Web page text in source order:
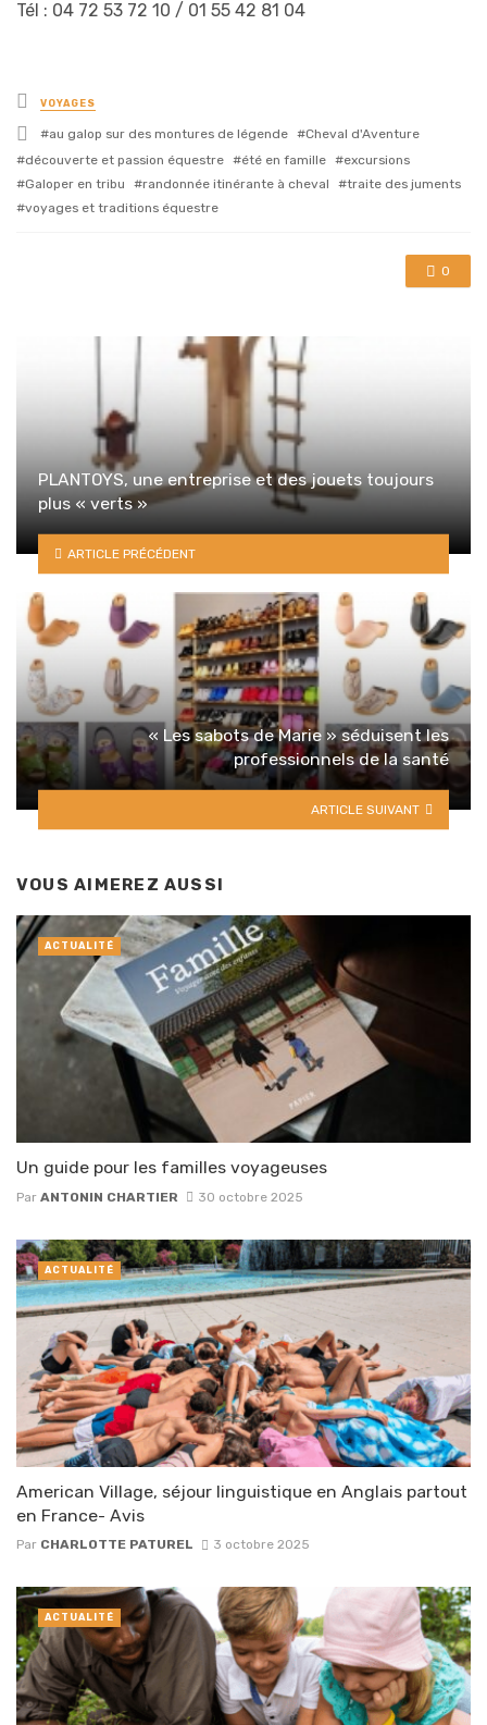
Tél : 04 72 53 72 10 / 01 55 42 81 04
Posted
in
VOYAGES
Tagged
with
au galop sur des montures de légende
Cheval d'Aventure
découverte et passion équestre
été en famille
excursions
Galoper en tribu
randonnée itinérante à cheval
traite des juments
voyages et traditions équestre
0
PLANTOYS, une entreprise et des jouets toujours
plus « verts »
ARTICLE PRÉCÉDENT
« Les sabots de Marie » séduisent les
professionnels de la santé
ARTICLE SUIVANT
VOUS AIMEREZ AUSSI
Un guide pour les familles voyageuses
Par ANTONIN CHARTIER 30 octobre 2025
ACTUALITÉ
American Village, séjour linguistique en Anglais partout
en France- Avis
Par CHARLOTTE PATUREL 3 octobre 2025
ACTUALITÉ
ACTUALITÉ